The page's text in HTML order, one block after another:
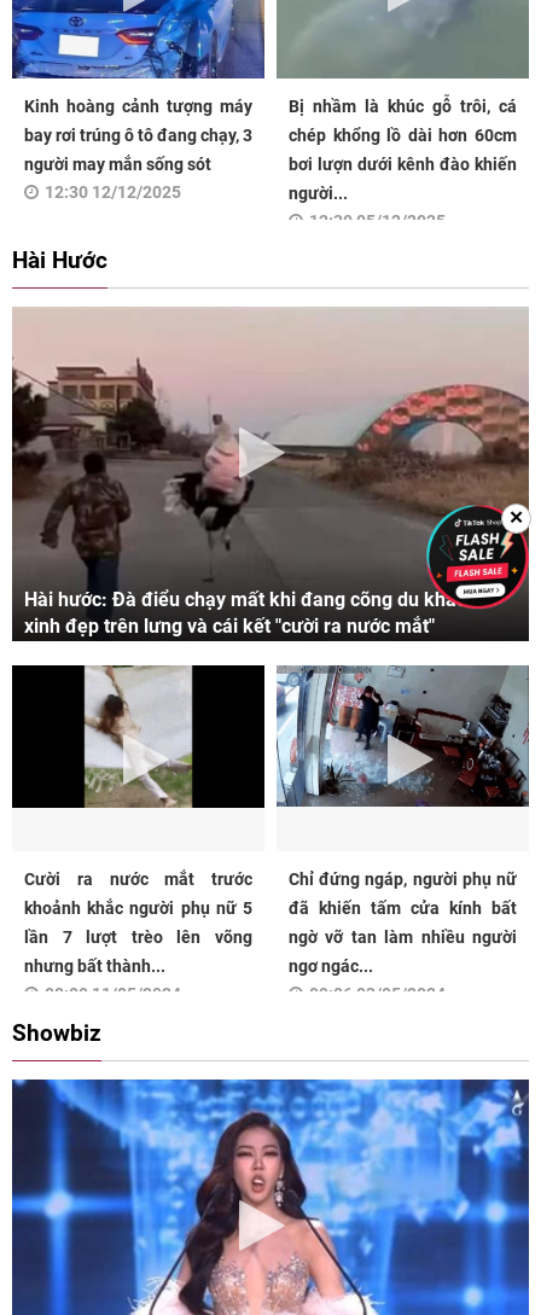
Kinh hoàng cảnh tượng máy
bay rơi trúng ô tô đang chạy, 3
người may mắn sống sót
12:30 12/12/2025
Bị nhầm là khúc gỗ trôi, cá
chép khổng lồ dài hơn 60cm
bơi lượn dưới kênh đào khiến
người...
12:30 05/12/2025
Hài Hước
Hài hước: Đà điểu chạy mất khi đang cõng du khách
xinh đẹp trên lưng và cái kết "cười ra nước mắt"
Cười ra nước mắt trước
khoảnh khắc người phụ nữ 5
lần 7 lượt trèo lên võng
nhưng bất thành...
08:00 11/05/2024
Chỉ đứng ngáp, người phụ nữ
đã khiến tấm cửa kính bất
ngờ vỡ tan làm nhiều người
ngơ ngác...
09:06 03/05/2024
Showbiz
✕